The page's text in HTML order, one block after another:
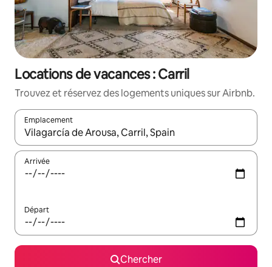
Locations de vacances : Carril
Trouvez et réservez des logements uniques sur Airbnb.
Emplacement
Quand les résultats sont affichés, parcourez-les en utilisant
Arrivée
Départ
Chercher